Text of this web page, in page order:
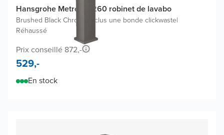
Hansgrohe Metropol 260 robinet de lavabo
Brushed Black Chrome Inclus une bonde clickwaste|
Réhaussé
Prix conseillé 872,-
529,-
En stock